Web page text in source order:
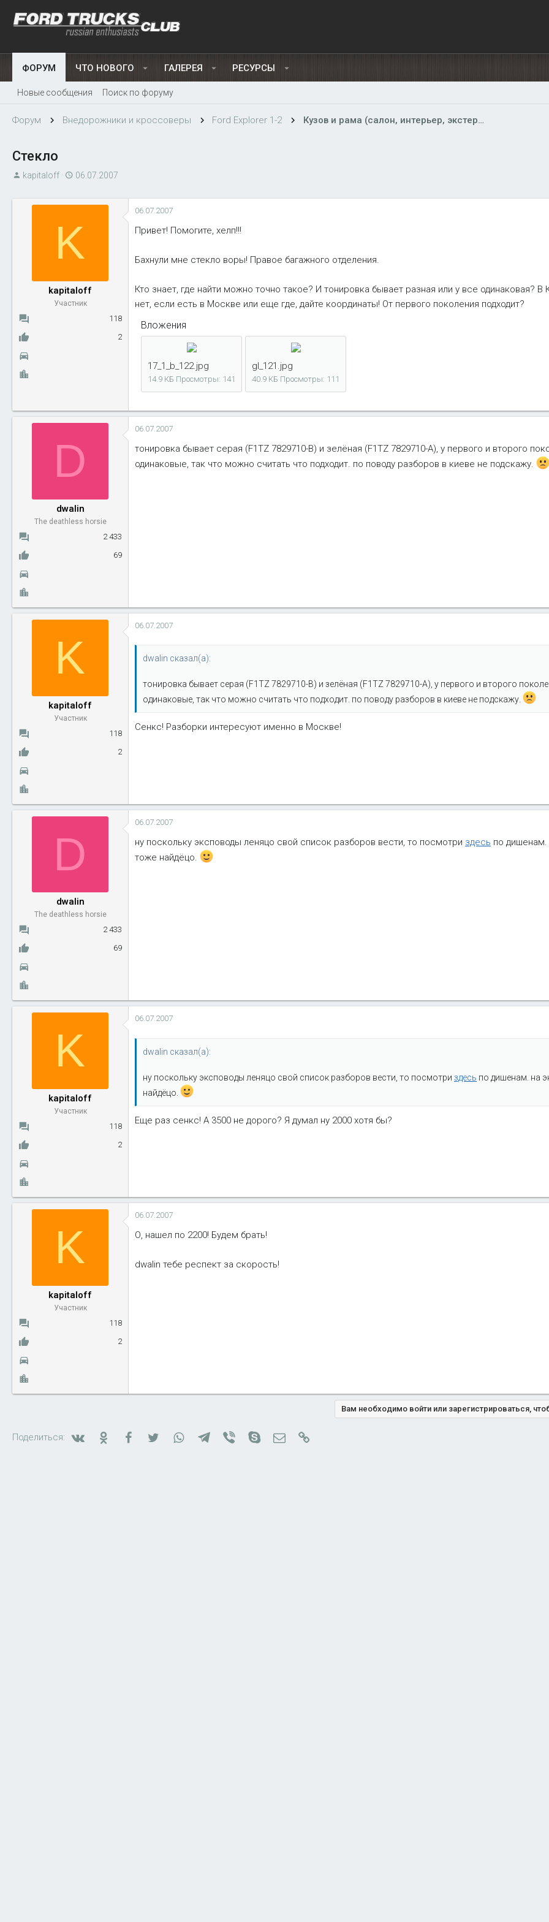
ФОРУМ ЧТО НОВОГО ГАЛЕРЕЯ РЕСУРСЫ
Новые сообщения Поиск по форуму
Форум Внедорожники и кроссоверы Ford Explorer 1-2 Кузов и рама (салон, интерьер, экстерьер)
Стекло
А
т
kapitaloff
Д
т
н
ч
л
а
06.07.2007
K
kapitaloff
Участник
118
2
06.07.2007
Привет! Помогите, хелп!!!
Бахнули мне стекло воры! Правое багажного отделения.
Кто знает, где найти можно точно такое? И тонировка бывает разная или у все одинаковая? В
нет, если есть в Москве или еще где, дайте координаты! От первого поколения подходит?
Вложения
17_1_b_122.jpg
14.9 КБ Просмотры: 141
gl_121.jpg
40.9 КБ Просмотры: 111
D
dwalin
The deathless horsie
2 433
69
06.07.2007
тонировка бывает серая (F1TZ 7829710-B) и зелёная (F1TZ 7829710-A), у первого и второго
одинаковые, так что можно считать что подходит. по поводу разборов в киеве не подскажу.
K
kapitaloff
Участник
118
2
06.07.2007
dwalin сказал(а):
тонировка бывает серая (F1TZ 7829710-B) и зелёная (F1TZ 7829710-A), у первого и второго
одинаковые, так что можно считать что подходит. по поводу разборов в киеве не подскажу.
Сенкс! Разборки интересуют именно в Москве!
D
dwalin
The deathless horsie
2 433
69
06.07.2007
ну поскольку эксповоды леняцо свой список разборов вести, то посмотри здесь по
тоже найдёцо.
K
kapitaloff
Участник
118
2
06.07.2007
dwalin сказал(а):
ну поскольку эксповоды леняцо свой список разборов вести, то посмотри здесь по дишенам. на
найдёцо.
Еще раз сенкс! А 3500 не дорого? Я думал ну 2000 хотя бы?
K
kapitaloff
Участник
118
2
06.07.2007
О, нашел по 2200! Будем брать!
dwalin тебе респект за скорость!
Вам необходимо войти или зарегистрироваться,
Поделиться: ВконтактеОдноклассники
FacebookTwitterWhatsAppTelegram
Viber SkypeЭлектронная почта